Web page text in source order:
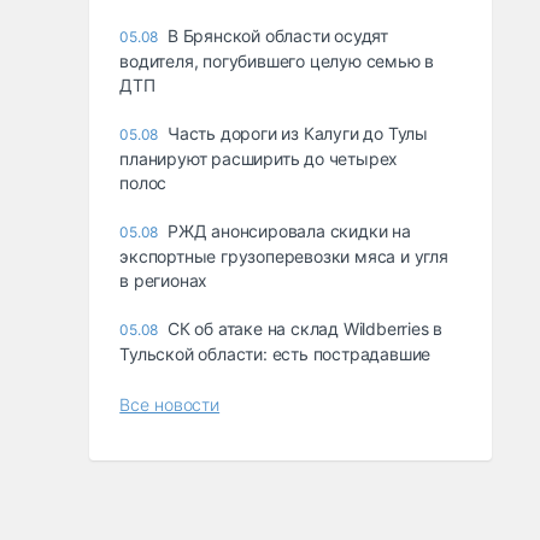
05.08 В Брянской области осудят
водителя, погубившего целую семью в
ДТП
05.08 Часть дороги из Калуги до Тулы
планируют расширить до четырех
полос
05.08 РЖД анонсировала скидки на
экспортные грузоперевозки мяса и угля
в регионах
05.08 СК об атаке на склад Wildberries в
Тульской области: есть пострадавшие
Все новости